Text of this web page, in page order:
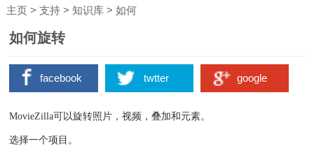
主页> 支持> 知识库> 如何
如何旋转
facebook twtter google
MovieZilla可以旋转照片，视频，叠加和元素。
选择一个项目。